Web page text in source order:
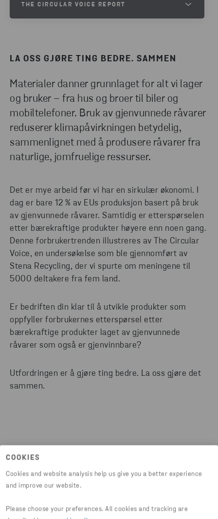
COOKIES
Cookies and website analysis help us give you a better experience
and improve our website.
Please choose your preferences. All cookies and tracking are
LA OSS GJØRE TING BEDRE. SAMMEN
Materialer danner grunnlaget for alt vi lager
og bruker – fra hus og broer til biler og
mobiltelefoner. Bruk av gjenvunnede råvarer
reduserer klimapåvirkningen betydelig,
sammenlignet med å produsere råvarer fra
naturlige, jomfruelige ressurser.
Det er mye arbeid før vi har en sirkulær økonomi. I
dag er bare 12 % av EUs produksjon basert på bruk
av gjenvunnede råvarer. Samtidig er etterspørselen
etter bærekraftige produkter høyere enn noen gang.
Denne forbrukertrenden illustreres av The Circular
Voice, en undersøkelse som ble gjennomført av
Stena Recycling, der vi spurte om meningene til
5000 deltakere fra fem land.
Er bedriften din klar til å utvikle produkter som
oppfyller forbrukernes etterspørsel etter
bærekraftige produkter laget av gjenvunnede
råvarer som også er gjenvinnbare?
Utfordringen er å gjøre ting bedre. La oss gjøre det
sammen.
SIRKULÆRE PRODUKTER?
Fyll ut kontaktskjemaet, så tar vi kontakt med deg i
THE CIRCULAR VOICE REPORT